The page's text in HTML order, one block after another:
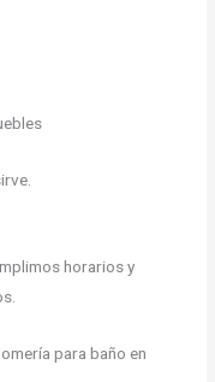
horarios y
para baño en